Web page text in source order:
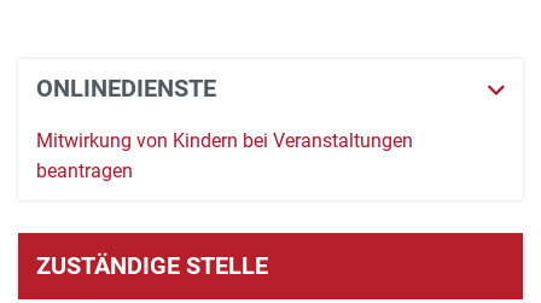
ONLINEDIENSTE
Mitwirkung von Kindern bei Veranstaltungen
beantragen
ZUSTÄNDIGE STELLE